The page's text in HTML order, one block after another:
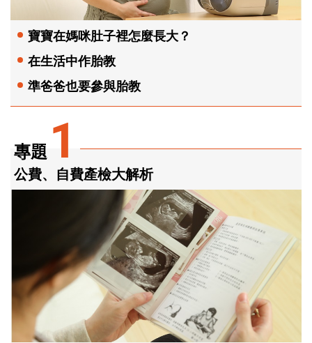
專題 1
公費、自費產檢大解析
寶寶在媽咪肚子裡怎麼長大？
在生活中作胎教
準爸爸也要參與胎教